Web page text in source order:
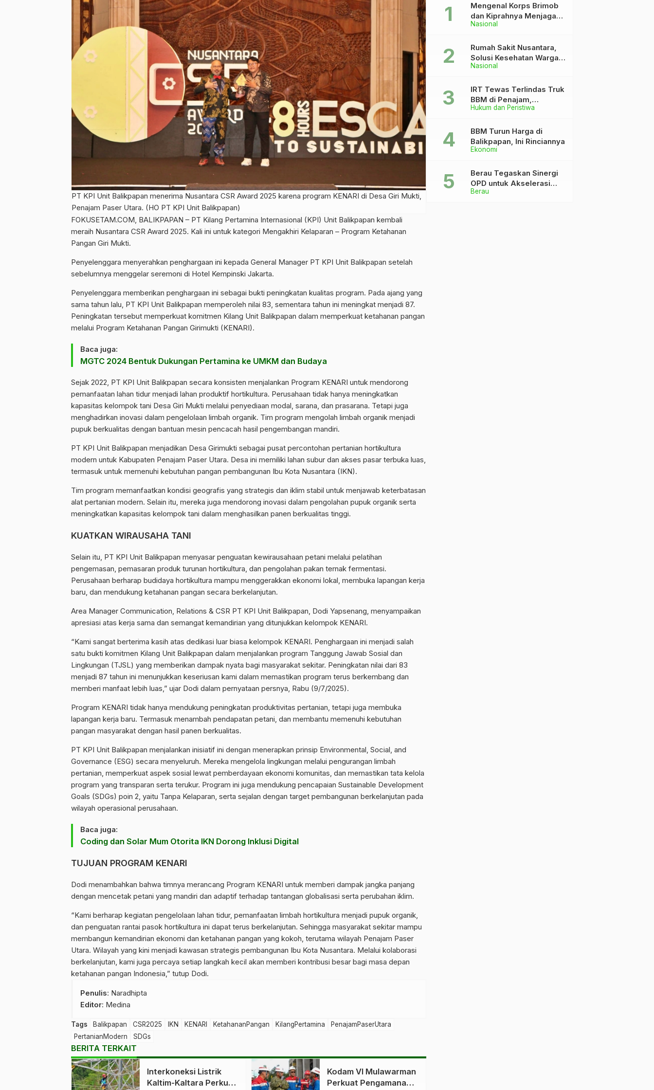
PT KPI Unit Balikpapan menerima Nusantara CSR Award 2025 karena program KENARI di Desa Giri Mukti,
Penajam Paser Utara. (HO PT KPI Unit Balikpapan)
FOKUSETAM.COM , BALIKPAPAN – PT Kilang Pertamina Internasional (KPI) Unit Balikpapan kembali
meraih Nusantara CSR Award 2025. Kali ini untuk kategori Mengakhiri Kelaparan – Program Ketahanan
Pangan Giri Mukti.
Penyelenggara menyerahkan penghargaan ini kepada General Manager PT KPI Unit Balikpapan setelah
sebelumnya menggelar seremoni di Hotel Kempinski Jakarta.
Penyelenggara memberikan penghargaan ini sebagai bukti peningkatan kualitas program. Pada ajang yang
sama tahun lalu, PT KPI Unit Balikpapan memperoleh nilai 83, sementara tahun ini meningkat menjadi 87.
Peningkatan tersebut memperkuat komitmen Kilang Unit Balikpapan dalam memperkuat ketahanan pangan
melalui Program Ketahanan Pangan Girimukti (KENARI).
Baca juga:
MGTC 2024 Bentuk Dukungan Pertamina ke UMKM dan Budaya
Sejak 2022, PT KPI Unit Balikpapan secara konsisten menjalankan Program KENARI untuk mendorong
pemanfaatan lahan tidur menjadi lahan produktif hortikultura. Perusahaan tidak hanya meningkatkan
kapasitas kelompok tani Desa Giri Mukti melalui penyediaan modal, sarana, dan prasarana. Tetapi juga
menghadirkan inovasi dalam pengelolaan limbah organik. Tim program mengolah limbah organik menjadi
pupuk berkualitas dengan bantuan mesin pencacah hasil pengembangan mandiri.
PT KPI Unit Balikpapan menjadikan Desa Girimukti sebagai pusat percontohan pertanian hortikultura
modern untuk Kabupaten Penajam Paser Utara. Desa ini memiliki lahan subur dan akses pasar terbuka luas,
termasuk untuk memenuhi kebutuhan pangan pembangunan Ibu Kota Nusantara (IKN).
Tim program memanfaatkan kondisi geografis yang strategis dan iklim stabil untuk menjawab keterbatasan
alat pertanian modern. Selain itu, mereka juga mendorong inovasi dalam pengolahan pupuk organik serta
meningkatkan kapasitas kelompok tani dalam menghasilkan panen berkualitas tinggi.
KUATKAN WIRAUSAHA TANI
Selain itu, PT KPI Unit Balikpapan menyasar penguatan kewirausahaan petani melalui pelatihan
pengemasan, pemasaran produk turunan hortikultura, dan pengolahan pakan ternak fermentasi.
Perusahaan berharap budidaya hortikultura mampu menggerakkan ekonomi lokal, membuka lapangan kerja
baru, dan mendukung ketahanan pangan secara berkelanjutan.
Area Manager Communication, Relations & CSR PT KPI Unit Balikpapan, Dodi Yapsenang, menyampaikan
apresiasi atas kerja sama dan semangat kemandirian yang ditunjukkan kelompok KENARI.
“Kami sangat berterima kasih atas dedikasi luar biasa kelompok KENARI. Penghargaan ini menjadi salah
satu bukti komitmen Kilang Unit Balikpapan dalam menjalankan program Tanggung Jawab Sosial dan
Lingkungan (TJSL) yang memberikan dampak nyata bagi masyarakat sekitar. Peningkatan nilai dari 83
menjadi 87 tahun ini menunjukkan keseriusan kami dalam memastikan program terus berkembang dan
memberi manfaat lebih luas,” ujar Dodi dalam pernyataan persnya, Rabu (9/7/2025).
Program KENARI tidak hanya mendukung peningkatan produktivitas pertanian, tetapi juga membuka
lapangan kerja baru. Termasuk menambah pendapatan petani, dan membantu memenuhi kebutuhan
pangan masyarakat dengan hasil panen berkualitas.
PT KPI Unit Balikpapan menjalankan inisiatif ini dengan menerapkan prinsip Environmental, Social, and
Governance (ESG) secara menyeluruh. Mereka mengelola lingkungan melalui pengurangan limbah
pertanian, memperkuat aspek sosial lewat pemberdayaan ekonomi komunitas, dan memastikan tata kelola
program yang transparan serta terukur. Program ini juga mendukung pencapaian Sustainable Development
Goals (SDGs) poin 2, yaitu Tanpa Kelaparan, serta sejalan dengan target pembangunan berkelanjutan pada
wilayah operasional perusahaan.
Baca juga:
Coding dan Solar Mum Otorita IKN Dorong Inklusi Digital
TUJUAN PROGRAM KENARI
Dodi menambahkan bahwa timnya merancang Program KENARI untuk memberi dampak jangka panjang
dengan mencetak petani yang mandiri dan adaptif terhadap tantangan globalisasi serta perubahan iklim.
“Kami berharap kegiatan pengelolaan lahan tidur, pemanfaatan limbah hortikultura menjadi pupuk organik,
dan penguatan rantai pasok hortikultura ini dapat terus berkelanjutan. Sehingga masyarakat sekitar mampu
membangun kemandirian ekonomi dan ketahanan pangan yang kokoh, terutama wilayah Penajam Paser
Utara. Wilayah yang kini menjadi kawasan strategis pembangunan Ibu Kota Nusantara. Melalui kolaborasi
berkelanjutan, kami juga percaya setiap langkah kecil akan memberi kontribusi besar bagi masa depan
ketahanan pangan Indonesia,” tutup Dodi.
Penulis: Naradhipta
Editor: Medina
Tags Balikpapan CSR2025 IKN KENARI KetahananPangan KilangPertamina
PenajamPaserUtara
PertanianModern
SDGs
BERITA TERKAIT
Interkoneksi Listrik
Kaltim-Kaltara Perkuat
Kodam VI Mulawarman
Perkuat Pengamanan
Nasional
Mengenal Korps Brimob
dan Kiprahnya Menjaga
Keutuhan NKRI
Nasional
Rumah Sakit Nusantara,
Solusi Kesehatan Warga
Dekat IKN
Hukum dan Peristiwa
IRT Tewas Terlindas Truk
BBM di Penajam,
Anaknya Patah Kaki
Ekonomi
BBM Turun Harga di
Balikpapan, Ini Rinciannya
Berau
Berau Tegaskan Sinergi
OPD untuk Akselerasi
Pembangunan